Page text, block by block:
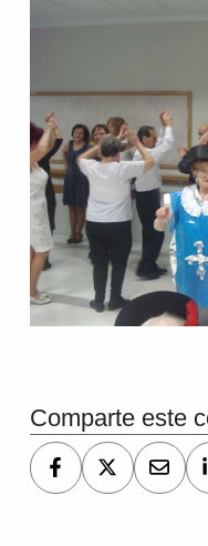
Comparte este